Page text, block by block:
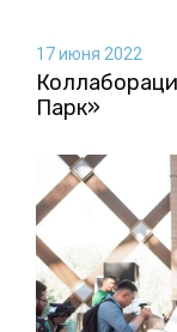
17 июня 2022
Парк»